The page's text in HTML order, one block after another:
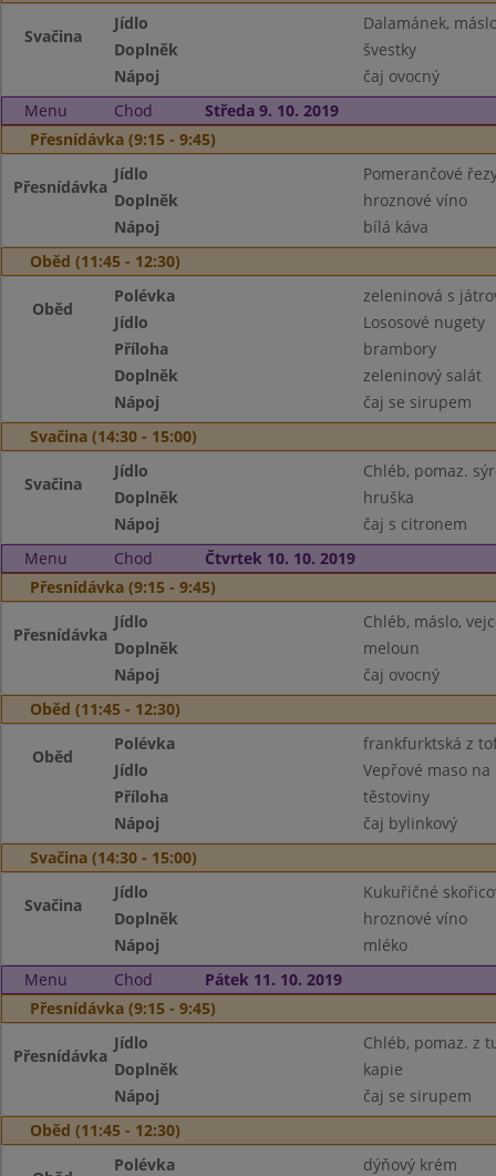
Svačina
Jídlo
Dalamánek,
Doplněk
švestky
Nápoj
čaj ovocný
Menu
Chod
Středa 9. 10. 2019
Přesnídávka (9:15 - 9:45)
Přesnídávka
Jídlo
Pomerančové
Doplněk
hroznové víno
Nápoj
bílá káva
Oběd (11:45 - 12:30)
Oběd
Polévka
zeleninová s
Jídlo
Lososové nugety
Příloha
brambory
Doplněk
zeleninový salát
Nápoj
čaj se sirupem
Svačina (14:30 - 15:00)
Svačina
Jídlo
Chléb, pomaz.
Doplněk
hruška
Nápoj
čaj s citronem
Menu
Chod
Čtvrtek 10. 10. 2019
Přesnídávka (9:15 - 9:45)
Přesnídávka
Jídlo
Chléb, máslo,
Doplněk
meloun
Nápoj
čaj ovocný
Oběd (11:45 - 12:30)
Oběd
Polévka
frankfurktská z
Jídlo
Vepřové maso
Příloha
těstoviny
Nápoj
čaj bylinkový
Svačina (14:30 - 15:00)
Svačina
Jídlo
Kukuřičné
Doplněk
hroznové víno
Nápoj
mléko
Menu
Chod
Pátek 11. 10. 2019
Přesnídávka (9:15 - 9:45)
Přesnídávka
Jídlo
Chléb, pomaz. z
Doplněk
kapie
Nápoj
čaj se sirupem
Oběd (11:45 - 12:30)
Polévka dýňový krém